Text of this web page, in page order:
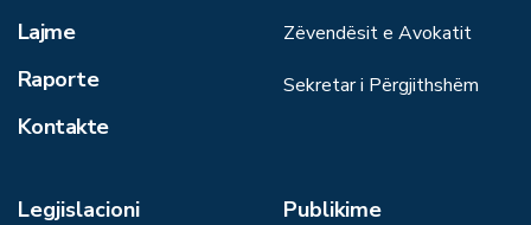
Lajme
Raporte
Kontakte
Zëvendësit e Avokatit
Sekretar i Përgjithshëm
Legjislacioni Publikime